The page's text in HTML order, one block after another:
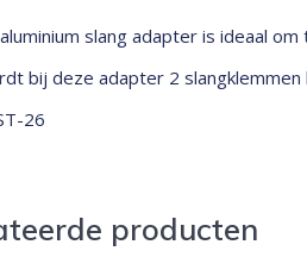
slang adapter is ideaal
bij deze adapter 2
26
producten